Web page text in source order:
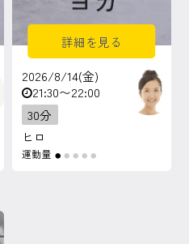
表示
詳細を見る
2026/8/14(金)
21:30〜22:00
30分
ヒロ
運動量 ● ● ● ● ●